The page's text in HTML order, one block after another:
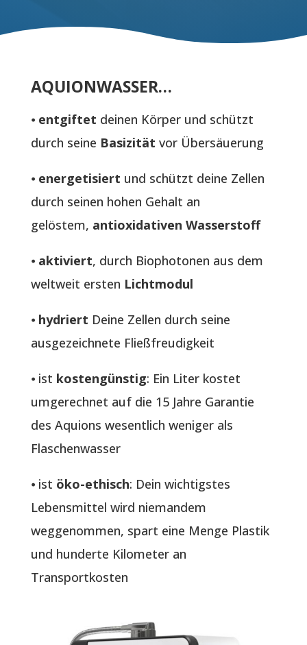
AQUIONWASSER…
⦁ entgiftet deinen Körper und schützt
durch seine Basizität vor Übersäuerung
⦁ energetisiert und schützt deine Zellen
durch seinen hohen Gehalt an
gelöstem, antioxidativen Wasserstoff
⦁ aktiviert, durch Biophotonen aus dem
weltweit ersten Lichtmodul
⦁ hydriert Deine Zellen durch seine
ausgezeichnete Fließfreudigkeit
⦁ ist kostengünstig: Ein Liter kostet
umgerechnet auf die 15 Jahre Garantie
des Aquions wesentlich weniger als
Flaschenwasser
⦁ ist öko-ethisch: Dein wichtigstes
Lebensmittel wird niemandem
weggenommen, spart eine Menge Plastik
und hunderte Kilometer an
Transportkosten